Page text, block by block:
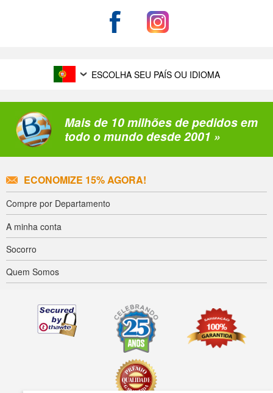
ESCOLHA SEU PAÍS OU IDIOMA
Mais de 10 milhões de pedidos em
todo o mundo desde 2001 »
ECONOMIZE 15% AGORA!
Compre por Departamento
A minha conta
Socorro
Quem Somos